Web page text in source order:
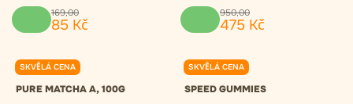
169,00
85 Kč
950,00
475 Kč
SKVĚLÁ CENA
0.0
PURE MATCHA A, 100G
SKVĚLÁ CENA
0.0
SPEED GUMMIES